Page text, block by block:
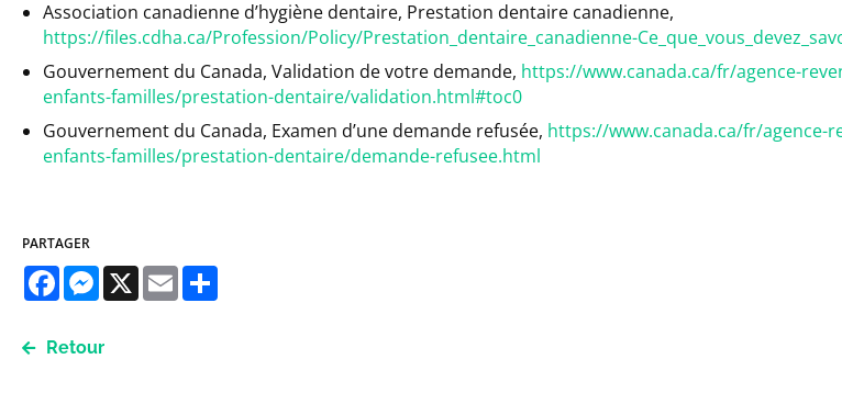
Association canadienne d’hygiène dentaire, Prestation dentaire canadienne,
https://files.cdha.ca/Profession/Policy/Prestation_dentaire_canadienne-
Gouvernement du Canada, Validation de votre demande, https://www.canada.ca/fr/agence-
enfants-familles/prestation-dentaire/validation.html#toc0
Gouvernement du Canada, Examen d’une demande refusée, https://www.canada.ca/fr/agence-
enfants-familles/prestation-dentaire/demande-refusee.html
PARTAGER
FacebookMessenger
X Email
Retour